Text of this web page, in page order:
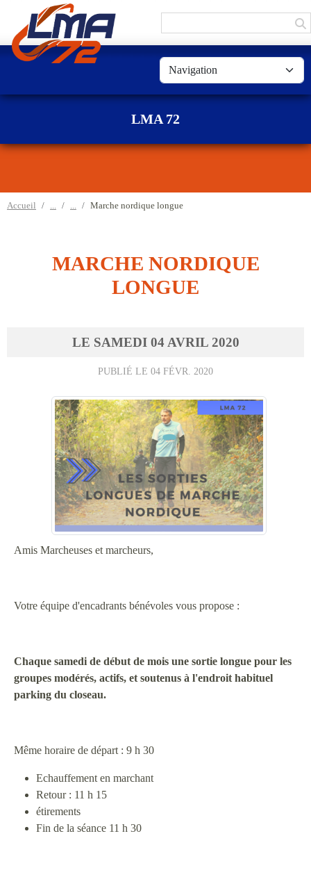
LMA 72
Accueil Marche nordique longue
MARCHE NORDIQUE
LONGUE
LE SAMEDI 04 AVRIL 2020
PUBLIÉ LE 04 FÉVR. 2020
Amis Marcheuses et marcheurs,
Votre équipe d'encadrants bénévoles vous propose :
Chaque samedi de début de mois une sortie longue pour les
groupes modérés, actifs, et soutenus à l'endroit habituel
parking du closeau.
Même horaire de départ : 9 h 30
Echauffement en marchant
Retour : 11 h 15
étirements
Fin de la séance 11 h 30
Panneau de gestion des cookies